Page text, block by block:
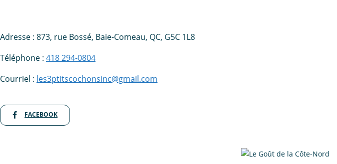
Adresse : 873, rue Bossé, Baie-Comeau, QC, G5C 1L8
Téléphone : 418 294-0804
Courriel : les3ptitscochonsinc@gmail.com
FACEBOOK